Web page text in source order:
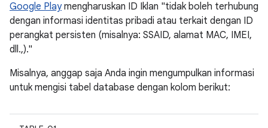
Google Playmengharuskan ID Iklan "tidak boleh terhubung
dengan informasi identitas pribadi atau terkait dengan ID
perangkat persisten (misalnya: SSAID, alamat MAC, IMEI,
dll.,)."
Misalnya, anggap saja Anda ingin mengumpulkan informasi
untuk mengisi tabel database dengan kolom berikut: